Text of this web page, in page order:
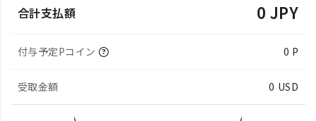
合計支払額 0 JPY
付与予定Pコイン 0 P
受取金額 0 USD